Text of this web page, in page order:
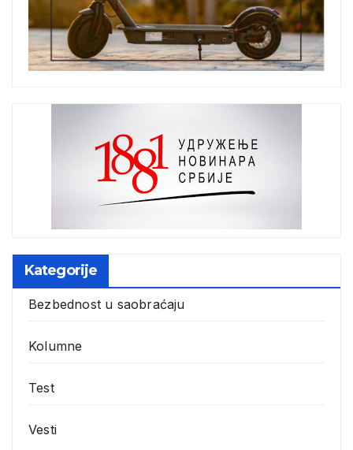
Kategorije
Bezbednost u saobraćaju
Kolumne
Test
Vesti